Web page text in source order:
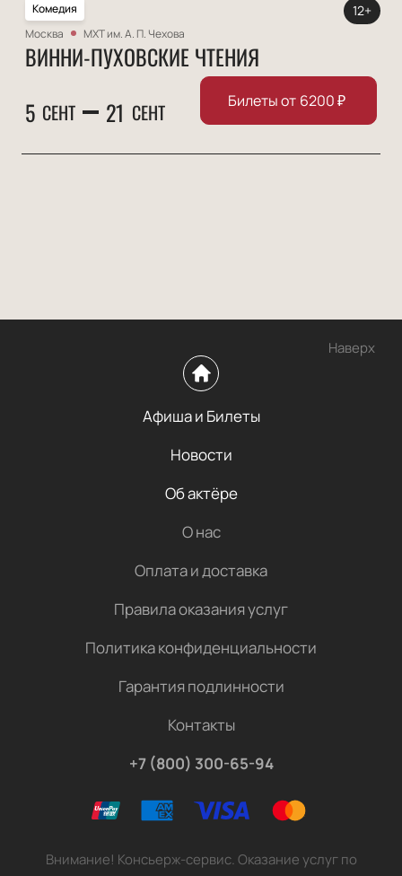
Комедия
Москва
МХТ им. А. П. Чехова
ВИННИ-ПУХОВСКИЕ ЧТЕНИЯ
5 СЕНТ 21 СЕНТ
12+
Билеты от 6200₽
Наверх
Афиша и Билеты
Новости
Об актёре
О нас
Оплата и доставка
Правила оказания услуг
Политика конфиденциальности
Гарантия подлинности
Контакты
+7 (800) 300-65-94
Внимание! Консьерж-сервис. Оказание услуг по